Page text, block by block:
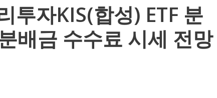
투자KIS(합성) ETF 분
배금 수수료 시세 전망